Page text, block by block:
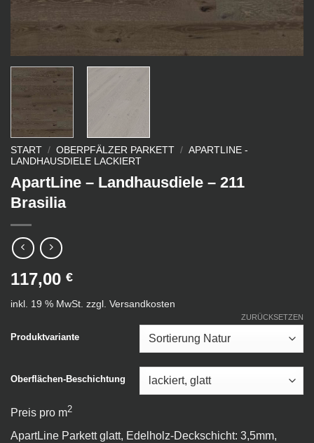
START / OBERPFÄLZER PARKETT / APARTLINE -
LANDHAUSDIELE LACKIERT
ApartLine – Landhausdiele – 211
Brasilia
117,00 €
inkl. 19 % MwSt. zzgl. Versandkosten
Produktvariante
Oberflächen-Beschichtung
ZURÜCKSETZEN
Preis pro m2
ApartLine Parkett glatt, Edelholz-Deckschicht: 3,5mm,